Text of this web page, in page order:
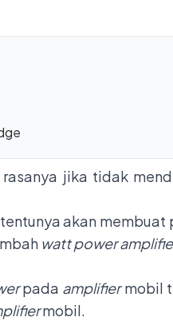
jika tidak
akan membuat
watt power
pada amplifiermobil
mobil.